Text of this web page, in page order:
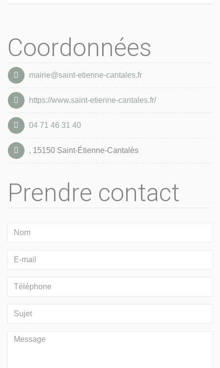
Coordonnées
mairie@saint-etienne-cantales.fr
https://www.saint-etienne-cantales.fr/
04 71 46 31 40
, 15150 Saint-Étienne-Cantalès
Prendre contact